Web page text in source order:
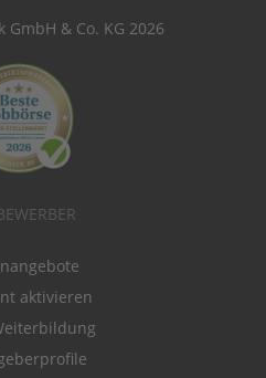
GmbH & Co. KG 2026
aktivieren